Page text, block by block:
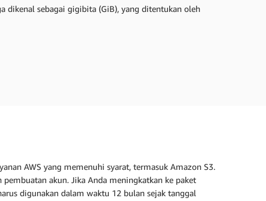
dikenal sebagai gigibita (GiB), yang ditentukan oleh
AWS yang memenuhi syarat, termasuk Amazon S3.
akun. Jika Anda meningkatkan ke paket
digunakan dalam waktu 12 bulan sejak tanggal